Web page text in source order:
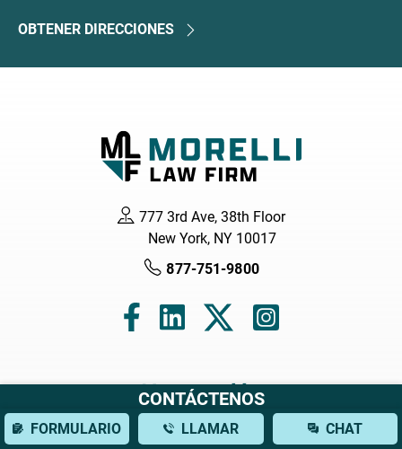
OBTENER DIRECCIONES
777 3rd Ave, 38th Floor
New York, NY 10017
877-751-9800
Navegación
Hogar
CONTÁCTENOS
FORMULARIO LLAMAR CHAT